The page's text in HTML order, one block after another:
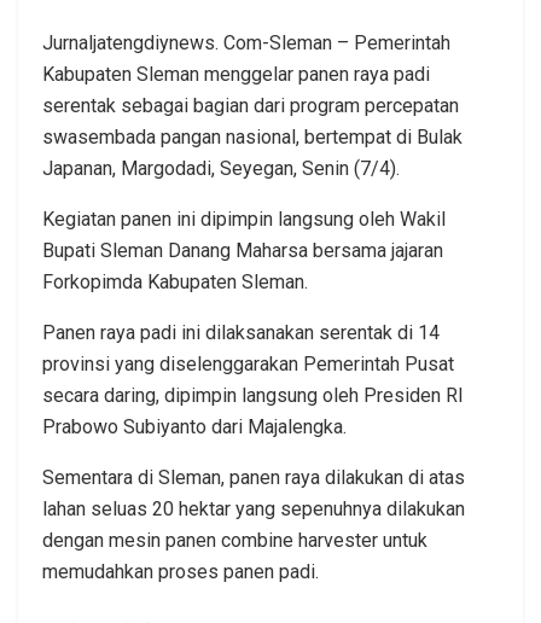
Jurnaljatengdiynews. Com-Sleman – Pemerintah
Kabupaten Sleman menggelar panen raya padi
serentak sebagai bagian dari program percepatan
swasembada pangan nasional, bertempat di Bulak
Japanan, Margodadi, Seyegan, Senin (7/4).
Kegiatan panen ini dipimpin langsung oleh Wakil
Bupati Sleman Danang Maharsa bersama jajaran
Forkopimda Kabupaten Sleman.
Panen raya padi ini dilaksanakan serentak di 14
provinsi yang diselenggarakan Pemerintah Pusat
secara daring, dipimpin langsung oleh Presiden RI
Prabowo Subiyanto dari Majalengka.
Sementara di Sleman, panen raya dilakukan di atas
lahan seluas 20 hektar yang sepenuhnya dilakukan
dengan mesin panen combine harvester untuk
memudahkan proses panen padi.